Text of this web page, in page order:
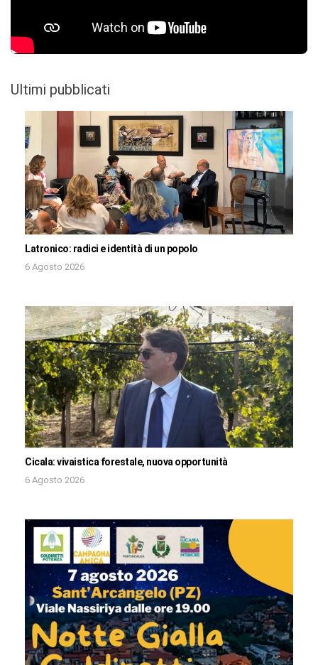
Ultimi pubblicati
Latronico: radici e identità di un popolo
6 Agosto 2026
Cicala: vivaistica forestale, nuova opportunità
6 Agosto 2026